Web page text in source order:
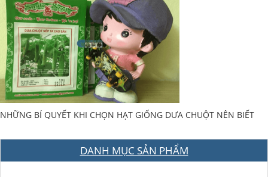
NHỮNG BÍ QUYẾT KHI CHỌN HẠT GIỐNG DƯA CHUỘT NÊN BIẾT
DANH MỤC SẢN PHẨM